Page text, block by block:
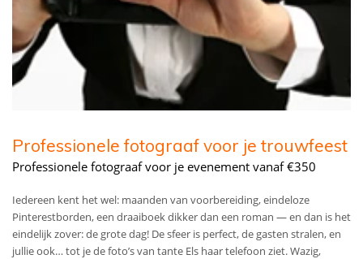
Professionele fotograaf voor je trouwfeest
Professionele fotograaf voor je evenement vanaf €350
Iedereen kent het wel: maanden van voorbereiding, eindeloze
Pinterestborden, een draaiboek dikker dan een roman — en dan is het
eindelijk zover: de grote dag! De sfeer is perfect, de gasten stralen, en
jullie ook… tot je de foto’s van tante Els haar telefoon ziet. Wazig,